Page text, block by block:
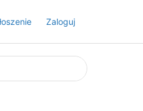
Zaloguj